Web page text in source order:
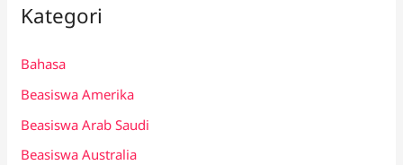
Kategori
Bahasa
Beasiswa Amerika
Beasiswa Arab Saudi
Beasiswa Australia